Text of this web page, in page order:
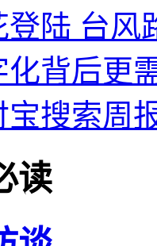
登陆 台风
化背后更
宝搜索周
读